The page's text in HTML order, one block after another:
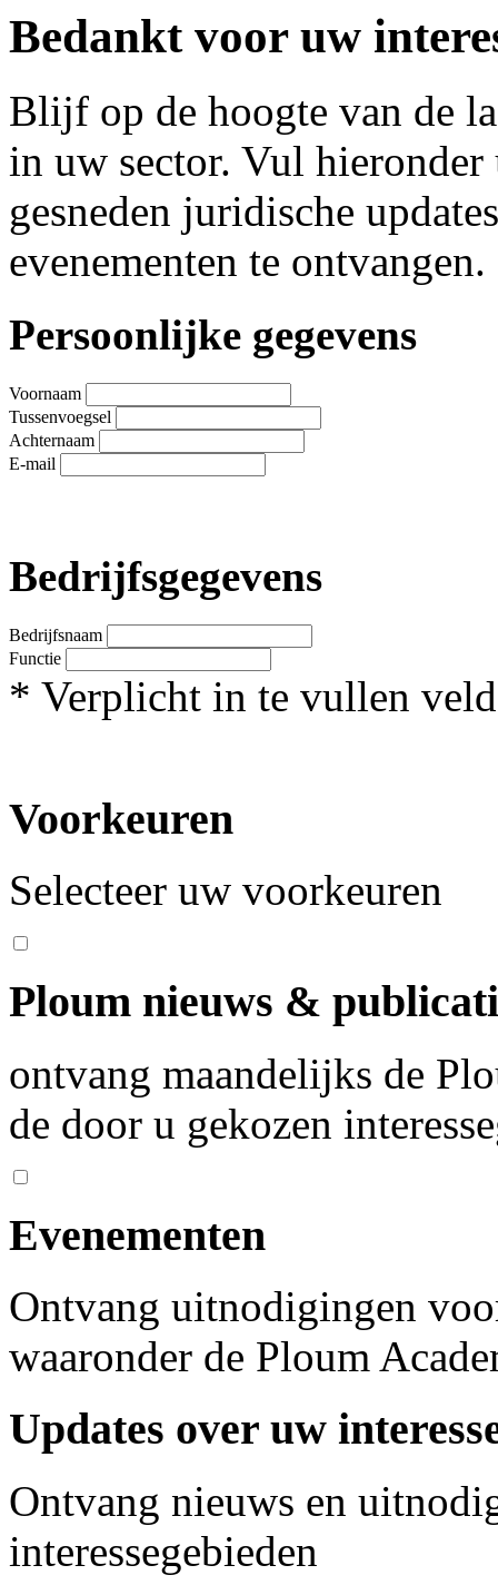
Bedankt voor uw
Blijf op de hoogte van de
in uw sector. Vul
gesneden juridische
evenementen te ontvangen.
Leave
this
Persoonlijke gegevens
Voornaam
Tussenvoegsel
Achternaam
E-mail
Bedrijfsgegevens
Bedrijfsnaam
Functie
* Verplicht in te vullen
Voorkeuren
Selecteer uw voorkeuren
Ploum nieuws &
ontvang maandelijks de
de door u gekozen
Evenementen
Ontvang uitnodigingen
waaronder de Ploum
Updates over uw
Ontvang nieuws en
interessegebieden